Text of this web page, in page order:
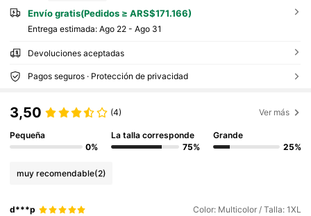
Envío gratis(Pedidos ≥ ARS$171.166)
Entrega estimada: Ago 22 - Ago 31
Devoluciones aceptadas
Pagos seguros · Protección de privacidad
3,50 (4) Ver más
Pequeña
0%
La talla corresponde
75%
Grande
25%
muy recomendable(2)
d***p Color: Multicolor / Talla: 1XL